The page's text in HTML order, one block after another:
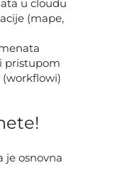
u cloudu
(mape,
pristupom
(workflowi)
je osnovna